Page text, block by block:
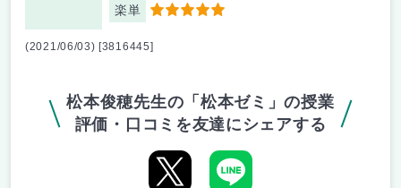
楽単 5
(2021/06/03) [3816445]
松本俊穂先生の「松本ゼミ」の授業
評価・口コミを友達にシェアする